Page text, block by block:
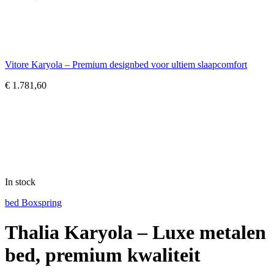
Vitore Karyola – Premium designbed voor ultiem slaapcomfort
€ 1.781,60
In stock
bed Boxspring
Thalia Karyola – Luxe metalen
bed, premium kwaliteit